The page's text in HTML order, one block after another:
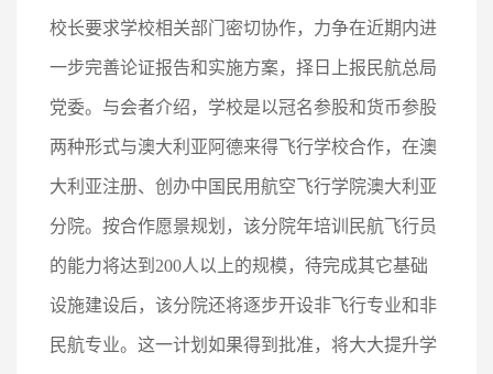
校长要求学校相关部门密切协作，力争在近期内进
一步完善论证报告和实施方案，择日上报民航总局
党委。与会者介绍，学校是以冠名参股和货币参股
两种形式与澳大利亚阿德来得飞行学校合作，在澳
大利亚注册、创办中国民用航空飞行学院澳大利亚
分院。按合作愿景规划，该分院年培训民航飞行员
的能力将达到200人以上的规模，待完成其它基础
设施建设后，该分院还将逐步开设非飞行专业和非
民航专业。这一计划如果得到批准，将大大提升学